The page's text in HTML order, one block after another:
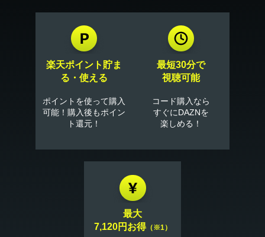
楽天ポイント貯ま
る・使える
ポイントを使って購入
可能！購入後もポイン
ト還元！
最短30分で
視聴可能
コード購入なら
すぐにDAZNを
楽しめる！
最大
7,120円お得（※1）